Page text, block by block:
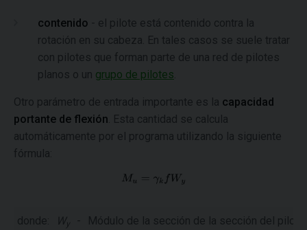
contenido - el pilote está contenido contra la
rotación en su cabeza. En tales casos se suele tratar
con pilotes que forman parte de una red de pilotes
planos o un grupo de pilotes
Otro parámetro de entrada importante es la capacidad
portante de flexión . Esta cantidad se calcula
automáticamente por el programa utilizando la siguiente
fórmula:
donde: Wy - Módulo de la sección de la sección del pilote